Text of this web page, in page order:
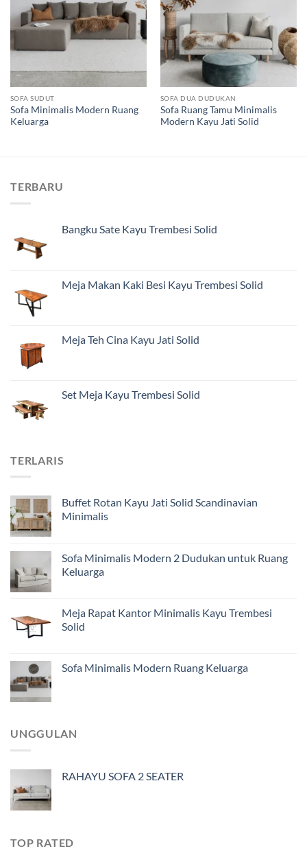
Add to
wishlist
SOFA SUDUT
Sofa Minimalis Modern Ruang
Keluarga
wishlist
SOFA DUA DUDUKAN
Sofa Ruang Tamu Minimalis
Modern Kayu Jati Solid
TERBARU
Bangku Sate Kayu Trembesi Solid
Meja Makan Kaki Besi Kayu Trembesi Solid
Meja Teh Cina Kayu Jati Solid
Set Meja Kayu Trembesi Solid
TERLARIS
Buffet Rotan Kayu Jati Solid Scandinavian
Minimalis
Sofa Minimalis Modern 2 Dudukan untuk Ruang
Keluarga
Meja Rapat Kantor Minimalis Kayu Trembesi
Solid
Sofa Minimalis Modern Ruang Keluarga
UNGGULAN
RAHAYU SOFA 2 SEATER
TOP RATED